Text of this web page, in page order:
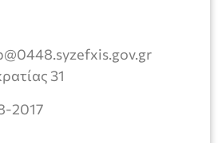
31
2017